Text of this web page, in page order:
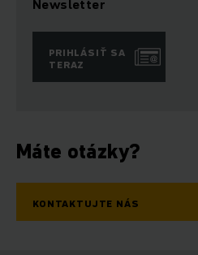
Newsletter
PRIHLÁSIŤ SA
TERAZ
Máte otázky?
KONTAKTUJTE NÁS